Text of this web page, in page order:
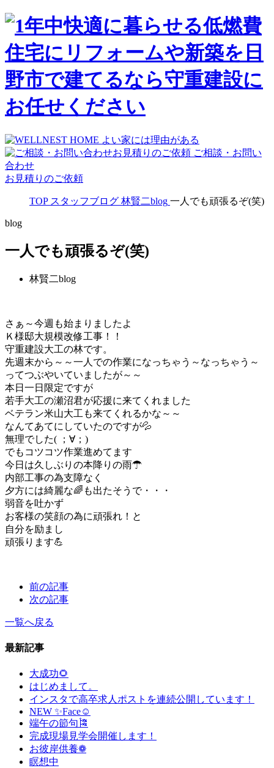
ご相談・お問い
合わせ
お見積りのご依頼
TOP スタッフブログ 林賢二blog 一人でも頑張るぞ(笑)
blog
一人でも頑張るぞ(笑)
林賢二blog
さぁ～今週も始まりましたよ
Ｋ様邸大規模改修工事！！
守重建設大工の林です。
先週末から～～一人での作業になっちゃう～なっちゃう～
ってつぶやいていましたが～～
本日一日限定ですが
若手大工の瀬沼君が応援に来てくれました
ベテラン米山大工も来てくれるかな～～
なんてあてにしていたのですが💦
無理でした( ；∀；)
でもコツコツ作業進めてます
今日は久しぶりの本降りの雨☂
内部工事の為支障なく
夕方には綺麗な🌈も出たそうで・・・
弱音を吐かず
お客様の笑顔の為に頑張れ！と
自分を励まし
頑張ります💪
前の記事
次の記事
一覧へ戻る
最新記事
大成功🌻
はじめまして。
インスタで高卒求人ポストを連続公開しています！
NEW ✨Face☺
端午の節句🎏
完成現場見学会開催します！
お彼岸供養❁
瞑想中